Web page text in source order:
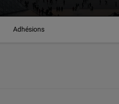
Adhésions